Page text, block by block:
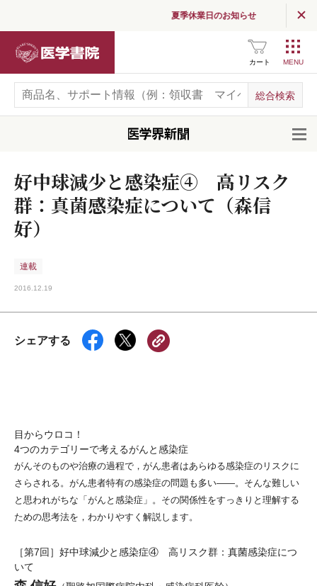
夏季休業日のお知らせ
カート
好中球減少と感染症④ 高リスク
群：真菌感染症について（森信
好）
連載
2016.12.19
シェアする
目からウロコ！
4つのカテゴリーで考えるがんと感染症
がんそのものや治療の過程で，がん患者はあらゆる感染症のリスクに
さらされる。がん患者特有の感染症の問題も多い――。そんな難しい
と思われがちな「がんと感染症」。その関係性をすっきりと理解する
ための思考法を，わかりやすく解説します。
［第7回］好中球減少と感染症④ 高リスク群：真菌感染症につ
いて